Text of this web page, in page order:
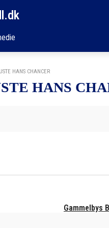
HANS CHANCER
HANS
Gammelbys